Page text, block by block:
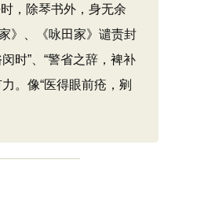
，除琴书外，身无余
》、《咏田家》谴责封
时”、“警省之辞，裨补
。像“医得眼前疮，剜